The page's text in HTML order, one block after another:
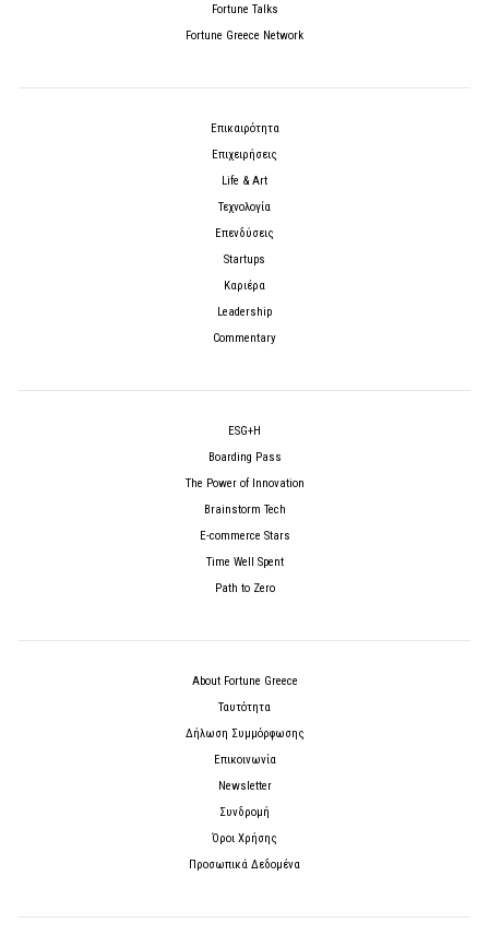
Fortune Talks
Fortune Greece Network
Επικαιρότητα
Επιχειρήσεις
Life & Art
Τεχνολογία
Επενδύσεις
Startups
Καριέρα
Leadership
Commentary
ESG+H
Boarding Pass
The Power of Innovation
Brainstorm Tech
E-commerce Stars
Time Well Spent
Path to Zero
About Fortune Greece
Ταυτότητα
Δήλωση Συμμόρφωσης
Επικοινωνία
Newsletter
Συνδρομή
Όροι Χρήσης
Προσωπικά Δεδομένα